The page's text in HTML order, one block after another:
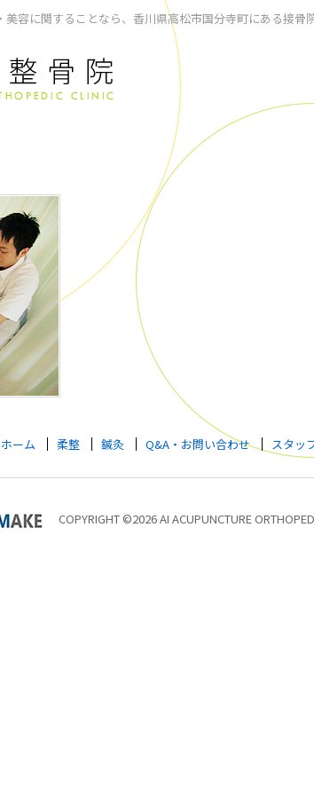
美容に関することなら、香川県高松市国分寺町にある接骨
ホーム 柔整 鍼灸 Q&A・お問い合わせ スタッ
COPYRIGHT ©2026 AI ACUPUNCTURE